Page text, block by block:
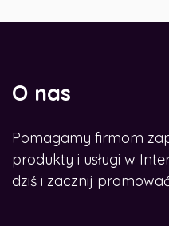
O nas
Pomagamy firmom
produkty i usługi w
dziś i zacznij